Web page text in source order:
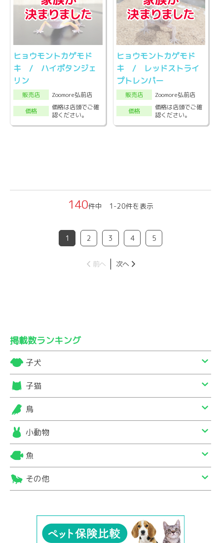
ヒョウモントカゲモド
キ / ハイポタンジェ
リン
販売店
Zoomore弘前店
価格
価格は店頭でご確
認ください。
ヒョウモントカゲモド
キ / レッドストライ
プトレンパー
販売店
Zoomore弘前店
価格
価格は店頭でご確
認ください。
140件中 1-20件を表示
1 2 3 4 5
前へ 次へ
掲載数ランキング
子犬
子猫
鳥
小動物
魚
その他